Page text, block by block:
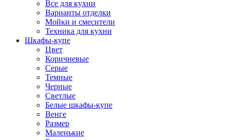
Все для кухни
Варианты отделки
Мойки и смесители
Техника для кухни
Шкафы-купе
Цвет
Коричневые
Серые
Темные
Черные
Светлые
Белые шкафы-купе
Венге
Размер
Маленькие